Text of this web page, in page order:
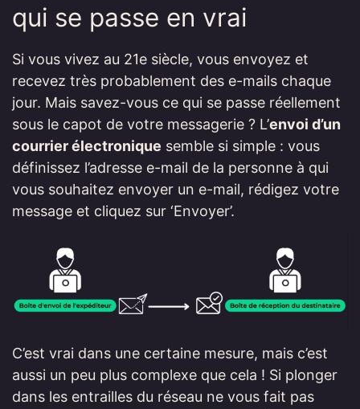
qui se passe en vrai
Si vous vivez au 21e siècle, vous envoyez et
recevez très probablement des e-mails chaque
jour. Mais savez-vous ce qui se passe réellement
sous le capot de votre messagerie ? L’envoi d’un
courrier électronique semble si simple : vous
définissez l’adresse e-mail de la personne à qui
vous souhaitez envoyer un e-mail, rédigez votre
message et cliquez sur ‘Envoyer’.
C’est vrai dans une certaine mesure, mais c’est
aussi un peu plus complexe que cela ! Si plonger
dans les entrailles du réseau ne vous fait pas